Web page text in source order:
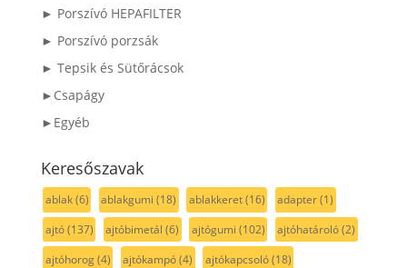
► Porszívó HEPAFILTER
► Porszívó porzsák
► Tepsik és Sütőrácsok
►Csapágy
►Egyéb
Keresőszavak
ablak(6) ablakgumi (18) ablakkeret(16) adapter(1)
ajtó(137) ajtóbimetál (6) ajtógumi (102) ajtóhatároló(2)
ajtóhorog(4) ajtókampó(4) ajtókapcsoló(18)